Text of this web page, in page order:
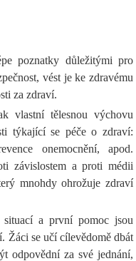
poznatky důležitými pro
vést je ke zdravému
za zdraví.
vlastní tělesnou výchovu
týkající se péče o zdraví:
onemocnění, apod.
závislostem a proti médii
mnohdy ohrožuje zdraví
a první pomoc jsou
Žáci se učí cílevědomě dbát
odpovědní za své jednání,